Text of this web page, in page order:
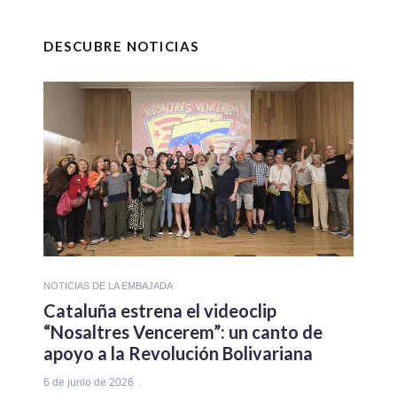
DESCUBRE NOTICIAS
NOTICIAS DE LA EMBAJADA
Cataluña estrena el videoclip
“Nosaltres Vencerem”: un canto de
apoyo a la Revolución Bolivariana
6 de junio de 2026